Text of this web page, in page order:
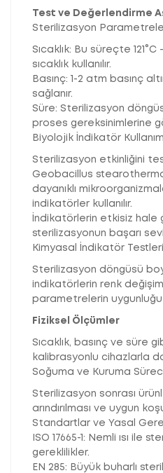
Test ve Değerlendirme
Sterilizasyon
Sıcaklık: Bu süreçte 121°C
sıcaklık kullanılır.
Basınç: 1-2 atm basınç
sağlanır.
Süre: Sterilizasyon
proses gereksinimlerine
Biyolojik İndikatör Kullanımı
Sterilizasyon etkinliğini
Geobacillus
dayanıklı
indikatörler kullanılır.
İndikatörlerin etkisiz hale
sterilizasyonun başarı
Kimyasal İndikatör Testleri
Sterilizasyon döngüsü
indikatörlerin renk
parametrelerin uygunluğu
Fiziksel Ölçümler
Sıcaklık, basınç ve süre
kalibrasyonlu cihazlarla
Soğuma ve Kuruma
Sterilizasyon sonrası
arındırılması ve uygun
Standartlar ve Yasal
ISO 17665-1: Nemli ısı ile
gereklilikler.
EN 285: Büyük buharlı